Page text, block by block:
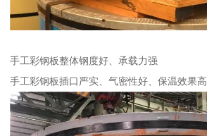
手工彩钢板整体钢度好、承载力强
手工彩钢板插口严实、气密性好、保温效果高